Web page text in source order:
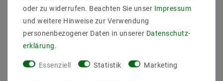
LED CONNEX Zigbee
12-36V DC bis 4x5A
Voltage LED Dimmable
Driver SRP-ZG9105-24-
oder zu widerrufen. Beachten Sie unser Impressum
und weitere Hinweise zur Verwendung
personenbezogener Daten in unserer Daten­schutz­
erklärung
Essenziell Statistik Marketing